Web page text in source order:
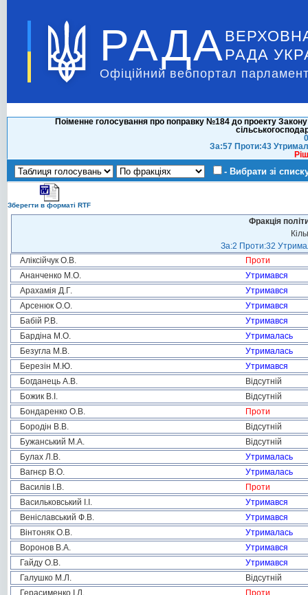
РАДА РАДА
Офіційний вебпортал
Поіменне голосування про поправку №184 до проекту
За:57 Проти:43
- Вибрати зі
Зберегти в форматі RTF
Фракція
За:2 Проти:32
Аліксійчук О.В.
Проти
Ананченко М.О.
Утримався
Арахамія Д.Г.
Утримався
Арсенюк О.О.
Утримався
Бабій Р.В.
Утримався
Бардіна М.О.
Утрималась
Безугла М.В.
Утрималась
Березін М.Ю.
Утримався
Богданець А.В.
Відсутній
Божик В.І.
Відсутній
Бондаренко О.В.
Проти
Бородін В.В.
Відсутній
Бужанський М.А.
Відсутній
Булах Л.В.
Утрималась
Вагнєр В.О.
Утрималась
Василів І.В.
Проти
Васильковський І.І.
Утримався
Веніславський Ф.В.
Утримався
Вінтоняк О.В.
Утрималась
Воронов В.А.
Утримався
Гайду О.В.
Утримався
Галушко М.Л.
Відсутній
Герасименко І.Л.
Проти